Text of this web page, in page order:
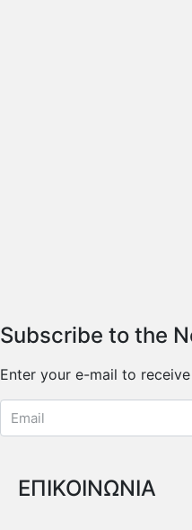
Subscribe to the
Enter your e-mail to
ΕΠΙΚΟΙΝΩΝΙΑ